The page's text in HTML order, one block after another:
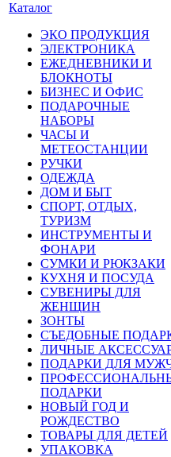
Каталог
ЭКО ПРОДУКЦИЯ
ЭЛЕКТРОНИКА
ЕЖЕДНЕВНИКИ И
БЛОКНОТЫ
БИЗНЕС И ОФИС
ПОДАРОЧНЫЕ
НАБОРЫ
ЧАСЫ И
МЕТЕОСТАНЦИИ
РУЧКИ
ОДЕЖДА
ДОМ И БЫТ
СПОРТ, ОТДЫХ,
ТУРИЗМ
ИНСТРУМЕНТЫ И
ФОНАРИ
СУМКИ И РЮКЗАКИ
КУХНЯ И ПОСУДА
СУВЕНИРЫ ДЛЯ
ЖЕНЩИН
ЗОНТЫ
СЪЕДОБНЫЕ
ЛИЧНЫЕ
ПОДАРКИ ДЛЯ
ПОДАРКИ
НОВЫЙ ГОД И
РОЖДЕСТВО
ТОВАРЫ ДЛЯ ДЕТЕЙ
УПАКОВКА